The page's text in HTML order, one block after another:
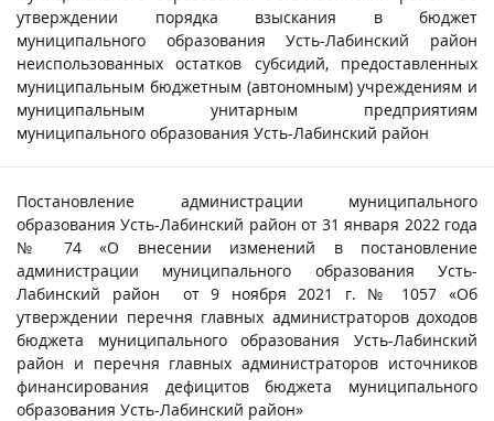
утверждении порядка взыскания в бюджет
муниципального образования Усть-Лабинский район
неиспользованных остатков субсидий, предоставленных
муниципальным бюджетным (автономным) учреждениям и
муниципальным унитарным предприятиям
муниципального образования Усть-Лабинский район
Постановление администрации муниципального
образования Усть-Лабинский район от 31 января 2022 года
№ 74 «О внесении изменений в постановление
администрации муниципального образования Усть-
Лабинский район от 9 ноября 2021 г. № 1057 «Об
утверждении перечня главных администраторов доходов
бюджета муниципального образования Усть-Лабинский
район и перечня главных администраторов источников
финансирования дефицитов бюджета муниципального
образования Усть-Лабинский район»